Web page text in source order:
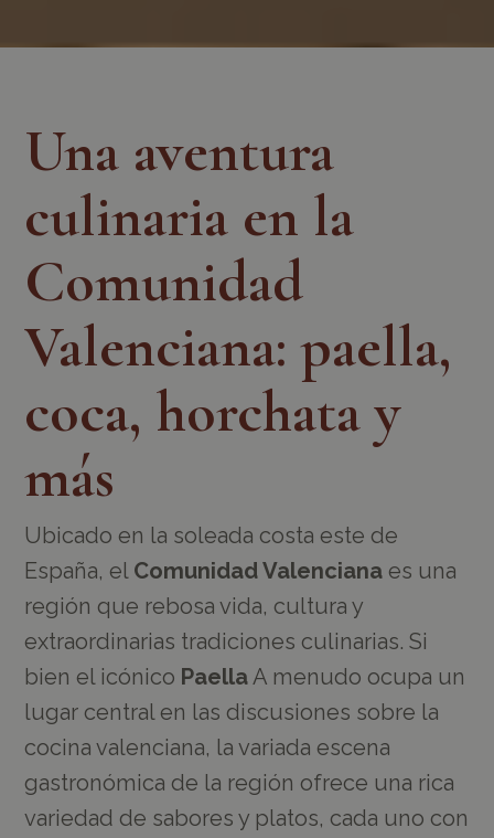
Una aventura
culinaria en la
Comunidad
Valenciana: paella,
coca, horchata y
más
Ubicado en la soleada costa este de
España, el Comunidad Valenciana es una
región que rebosa vida, cultura y
extraordinarias tradiciones culinarias. Si
bien el icónico Paella A menudo ocupa un
lugar central en las discusiones sobre la
cocina valenciana, la variada escena
gastronómica de la región ofrece una rica
variedad de sabores y platos, cada uno con